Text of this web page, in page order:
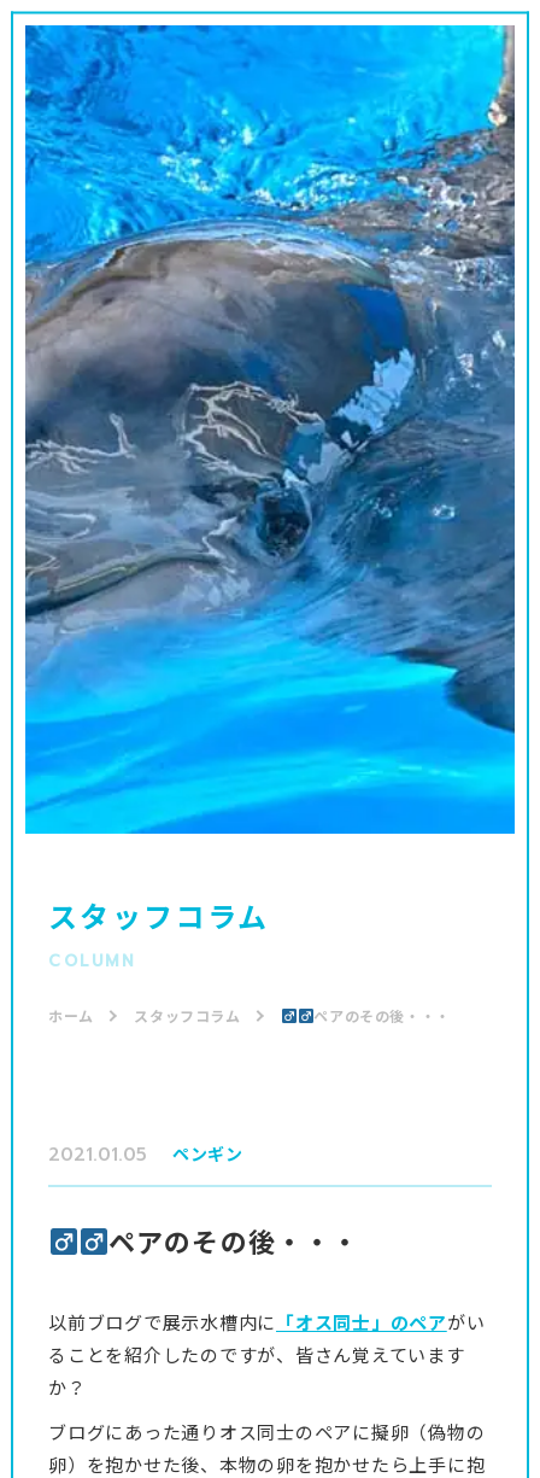
スタッフコラム
COLUMN
ホーム スタッフコラム ペアのその後・・・
2021.01.05 ペンギン
ペアのその後・・・
以前ブログで展示水槽内に 「オス同士」のペアがい
ることを紹介したのですが、皆さん覚えています
か？
ブログにあった通りオス同士のペアに擬卵（偽物の
卵）を抱かせた後、本物の卵を抱かせたら上手に抱